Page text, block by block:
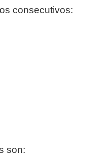
consecutivos:
son: